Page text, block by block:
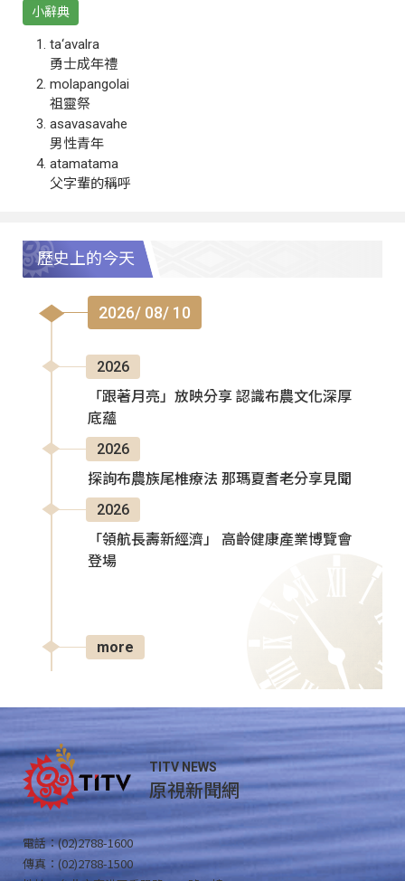
小辭典
ta‘avalra
勇士成年禮
molapangolai
祖靈祭
asavasavahe
男性青年
atamatama
父字輩的稱呼
歷史上的今天
2026/ 08/ 10
2026
「跟著月亮」放映分享 認識布農文化深厚
底蘊
2026
探詢布農族尾椎療法 那瑪夏耆老分享見聞
2026
「領航長壽新經濟」 高齡健康產業博覽會
登場
more
TITV NEWS
原視新聞網
電話：(02)2788-1600
傳真：(02)2788-1500